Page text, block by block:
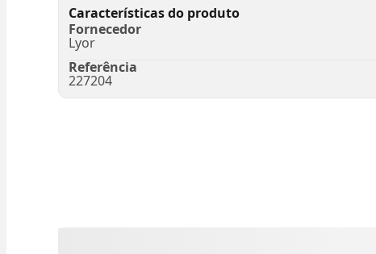
Características do produto
Fornecedor
Lyor
Referência
227204